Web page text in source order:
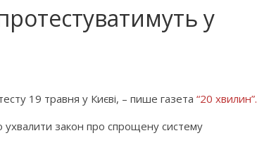
у
19 травня у Києві, – пише газета “20 хвилин”.
ухвалити закон про спрощену систему